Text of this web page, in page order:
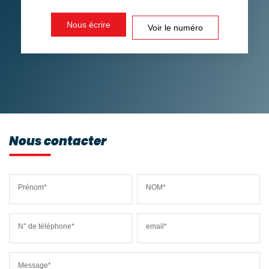
ECOLES ET CRÈCHES
Nous écrire Voir le numéro
Nous contacter
Prénom* NOM*
N° de téléphone* email*
Message*